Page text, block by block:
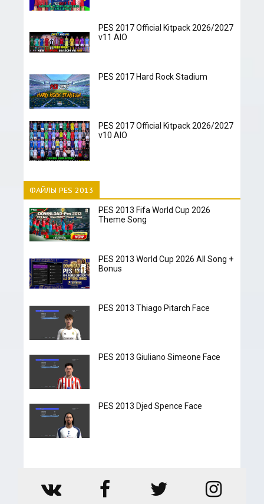
PES 2017 Official Kitpack 2026/2027
v11 AIO
PES 2017 Hard Rock Stadium
PES 2017 Official Kitpack 2026/2027
v10 AIO
ФАЙЛЫ PES 2013
PES 2013 Fifa World Cup 2026
Theme Song
PES 2013 World Cup 2026 All Song +
Bonus
PES 2013 Thiago Pitarch Face
PES 2013 Giuliano Simeone Face
PES 2013 Djed Spence Face